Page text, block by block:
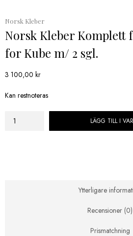
Norsk Kleber
Norsk Kleber Komplett
for Kube m/ 2 sgl.
3 100,00 kr
Kan restnoteras
Norsk
LÄGG TILL I
Ytterligare
Recensioner (0)
Prismatchning